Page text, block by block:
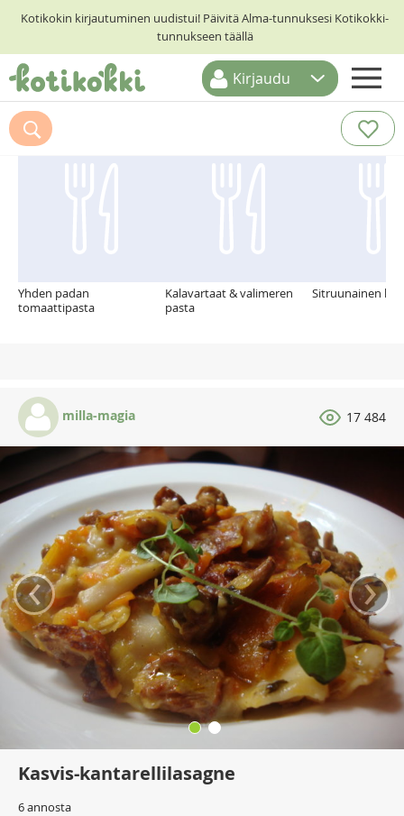
Kotikokin kirjautuminen uudistui! Päivitä Alma-tunnuksesi Kotikokki-
tunnukseen täällä
ETUSIVU
RESEPTIHAKU
Kirjaudu
Suosittelemme myös
Yhden padan
tomaattipasta
Kalavartaat & valimeren
pasta
Sitruunainen
milla-magia 17 484
‹ ›
Kasvis-kantarellilasagne
6 annosta